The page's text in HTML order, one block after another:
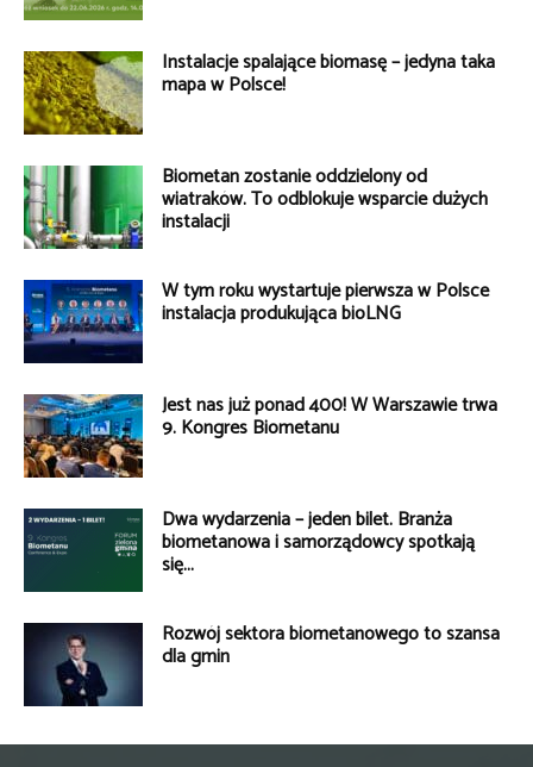
Instalacje spalające biomasę – jedyna taka
mapa w Polsce!
Biometan zostanie oddzielony od
wiatraków. To odblokuje wsparcie dużych
instalacji
W tym roku wystartuje pierwsza w Polsce
instalacja produkująca bioLNG
Jest nas już ponad 400! W Warszawie trwa
9. Kongres Biometanu
Dwa wydarzenia – jeden bilet. Branża
biometanowa i samorządowcy spotkają
się...
Rozwój sektora biometanowego to szansa
dla gmin